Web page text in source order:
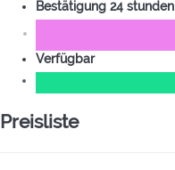
Bestätigung 24 stunden
Verfügbar
Preisliste